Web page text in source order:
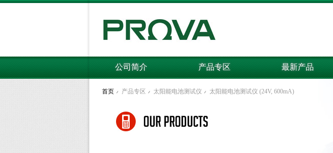
公司简介 产品专区 最新产品
首页 产品专区 太阳能电池测试仪 太阳能电池测试仪 (24V, 600mA)